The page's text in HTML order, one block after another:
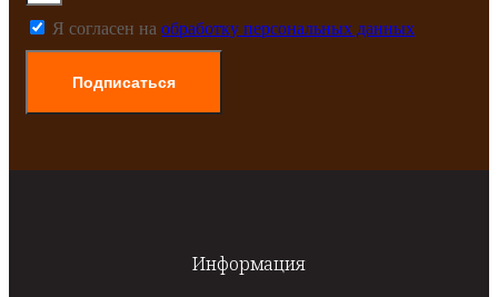
Я согласен на обработку персональных данных
Подписаться
Информация